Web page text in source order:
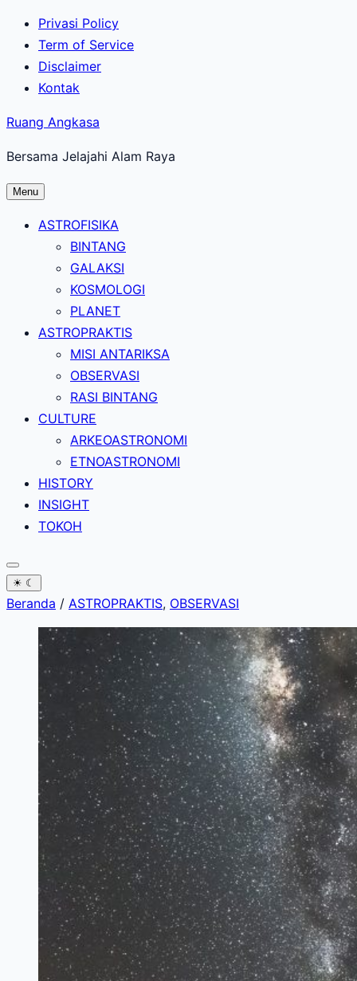
Lewati
konten
utama
Privasi Policy
Term of Service
Disclaimer
Kontak
Ruang Angkasa
Bersama Jelajahi Alam Raya
Menu
ASTROFISIKA
BINTANG
GALAKSI
KOSMOLOGI
PLANET
ASTROPRAKTIS
MISI ANTARIKSA
OBSERVASI
RASI BINTANG
CULTURE
ARKEOASTRONOMI
ETNOASTRONOMI
HISTORY
INSIGHT
TOKOH
☀ ☾
Beranda / ASTROPRAKTIS, OBSERVASI